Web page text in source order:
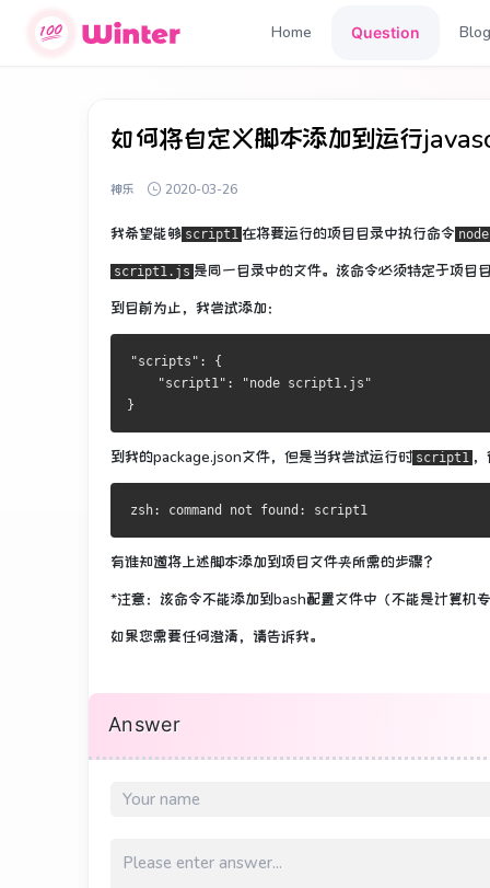
Home Question Blog
如何将自定义脚本添加到运行
神乐 2020-03-26
我希望能够 script1 在将要运行的项目目录中执行命令
script1.js 是同一目录中的文件。 该命令必须特定于项目
到目前为止，我尝试添加：
"scripts": {
    "script1": "node script1.js"
}
到我的package.json文件，但是当我尝试运行时 script1 ，
有谁知道将上述脚本添加到项目文件夹所需的步骤？
*注意：该命令不能添加到bash配置文件中（不能是计算机专
如果您需要任何澄清，请告诉我。
Answer